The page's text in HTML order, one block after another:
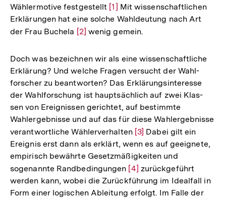
Wählermotive festgestellt Zur
Auflösung
der
[1] Mit wissenschaftlichen
Erklärungen hat eine solche Wahldeutung nach Art
der Frau Buchela Zur
der
Fußnote
[2] wenig gemein.
Doch was bezeichnen wir als eine wissenschaftliche
Erklärung? Und welche Fragen versucht der Wahl-
forscher zu beantworten? Das Erklärungsinteresse
der Wahlforschung ist hauptsächlich auf zwei Klas-
sen von Ereignissen gerichtet, auf bestimmte
Wahlergebnisse und auf das für diese Wahlergebnisse
verantwortliche Wählerverhalten Zur
Auflösung
der
Fußnote
[3] Dabei gilt ein
Ereignis erst dann als erklärt, wenn es auf geeignete,
empirisch bewährte Gesetzmäßigkeiten und
sogenannte Randbedingungen Zur
Auflösung
der
[4] zurückgeführt
werden kann, wobei die Zurückführung im Idealfall in
Form einer logischen Ableitung erfolgt. Im Falle der